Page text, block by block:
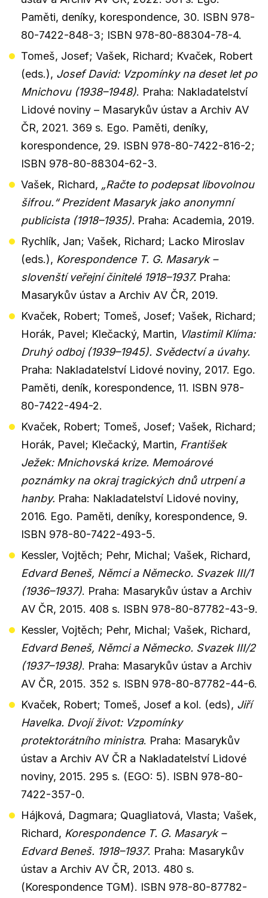
Paměti, deníky, korespondence, 30. ISBN 978-
80-7422-848-3; ISBN 978-80-88304-78-4.
Tomeš, Josef; Vašek, Richard; Kvaček, Robert
(eds.), Josef David: Vzpomínky na deset let po
Mnichovu (1938–1948). Praha: Nakladatelství
Lidové noviny – Masarykův ústav a Archiv AV
ČR, 2021. 369 s. Ego. Paměti, deníky,
korespondence, 29. ISBN 978-80-7422-816-2;
ISBN 978-80-88304-62-3.
Vašek, Richard, „Račte to podepsat libovolnou
šifrou.“ Prezident Masaryk jako anonymní
publicista (1918–1935). Praha: Academia, 2019.
Rychlík, Jan; Vašek, Richard; Lacko Miroslav
(eds.), Korespondence T. G. Masaryk –
slovenští veřejní činitelé 1918–1937. Praha:
Masarykův ústav a Archiv AV ČR, 2019.
Kvaček, Robert; Tomeš, Josef; Vašek, Richard;
Horák, Pavel; Klečacký, Martin, Vlastimil Klíma:
Druhý odboj (1939–1945). Svědectví a úvahy.
Praha: Nakladatelství Lidové noviny, 2017. Ego.
Paměti, deník, korespondence, 11. ISBN 978-
80-7422-494-2.
Kvaček, Robert; Tomeš, Josef; Vašek, Richard;
Horák, Pavel; Klečacký, Martin, František
Ježek: Mnichovská krize. Memoárové
poznámky na okraj tragických dnů utrpení a
hanby. Praha: Nakladatelství Lidové noviny,
2016. Ego. Paměti, deníky, korespondence, 9.
ISBN 978-80-7422-493-5.
Kessler, Vojtěch; Pehr, Michal; Vašek, Richard,
Edvard Beneš, Němci a Německo. Svazek III/1
(1936–1937). Praha: Masarykův ústav a Archiv
AV ČR, 2015. 408 s. ISBN 978-80-87782-43-9.
Kessler, Vojtěch; Pehr, Michal; Vašek, Richard,
Edvard Beneš, Němci a Německo. Svazek III/2
(1937–1938). Praha: Masarykův ústav a Archiv
AV ČR, 2015. 352 s. ISBN 978-80-87782-44-6.
Kvaček, Robert; Tomeš, Josef a kol. (eds), Jiří
Havelka. Dvojí život: Vzpomínky
protektorátního ministra. Praha: Masarykův
ústav a Archiv AV ČR a Nakladatelství Lidové
noviny, 2015. 295 s. (EGO: 5). ISBN 978-80-
7422-357-0.
Hájková, Dagmara; Quagliatová, Vlasta; Vašek,
Richard, Korespondence T. G. Masaryk –
Edvard Beneš. 1918–1937. Praha: Masarykův
ústav a Archiv AV ČR, 2013. 480 s.
(Korespondence TGM). ISBN 978-80-87782-